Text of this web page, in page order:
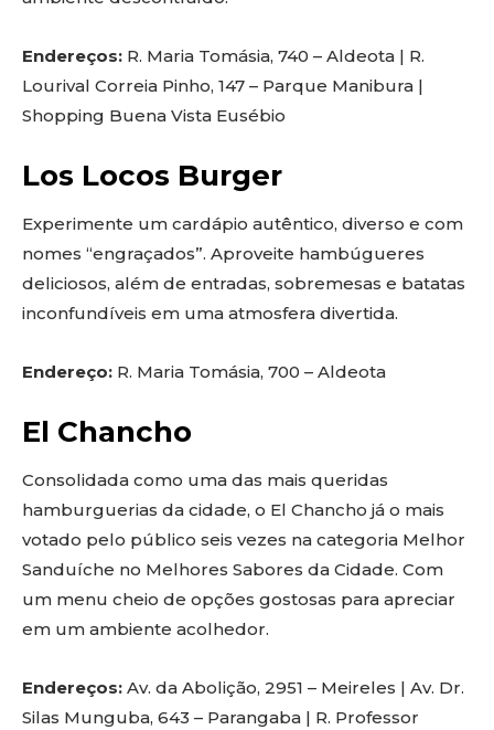
Endereços: R. Maria Tomásia, 740 – Aldeota | R.
Lourival Correia Pinho, 147 – Parque Manibura |
Shopping Buena Vista Eusébio
Los Locos Burger
Experimente um cardápio autêntico, diverso e com
nomes “engraçados”. Aproveite hambúgueres
deliciosos, além de entradas, sobremesas e batatas
inconfundíveis em uma atmosfera divertida.
Endereço: R. Maria Tomásia, 700 – Aldeota
El Chancho
Consolidada como uma das mais queridas
hamburguerias da cidade, o El Chancho já o mais
votado pelo público seis vezes na categoria Melhor
Sanduíche no Melhores Sabores da Cidade. Com
um menu cheio de opções gostosas para apreciar
em um ambiente acolhedor.
Endereços: Av. da Abolição, 2951 – Meireles | Av. Dr.
Silas Munguba, 643 – Parangaba | R. Professor